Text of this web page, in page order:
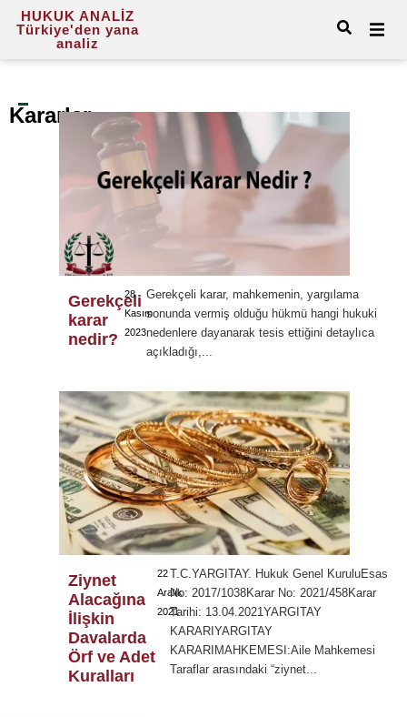
HUKUK ANALİZ
Türkiye'den yana
analiz
Kararlar
Gerekçeli
karar
nedir?
28
Kasım
2023
Gerekçeli karar, mahkemenin, yargılama
sonunda vermiş olduğu hükmü hangi hukuki
nedenlere dayanarak tesis ettiğini detaylıca
açıkladığı,...
Ziynet
Alacağına
İlişkin
Davalarda
Örf ve Adet
Kuralları
22
Aralık
2021
T.C.YARGITAY. Hukuk Genel KuruluEsas
No: 2017/1038Karar No: 2021/458Karar
Tarihi: 13.04.2021YARGITAY
KARARIYARGITAY
KARARIMAHKEMESI:Aile Mahkemesi
Taraflar arasındaki “ziynet...